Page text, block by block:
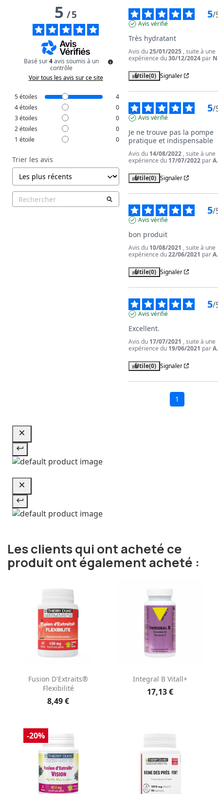
5/5
Basé sur4avis soumis à un
contrôle
Voir tous les avis sur ce site
5étoiles
4
4étoiles
0
3étoiles
0
2étoiles
0
1 étoile 0
Trier les avis
5/
Avis vérifié
Très hydratant
Avis du25/01/2025 , suite à une
expérience du30/12/2024 par
Utile(0) Signaler
5/
Avis vérifié
Je ne trouve pas la pompe
pratique et indispensable
Avis du 14/08/2022 , suite à une
expérience du 17/07/2022 par
Utile(0) Signaler
5/
Avis vérifié
bon produit
Avis du 10/08/2021 , suite à une
expérience du22/06/2021 par
Utile(0) Signaler
5/
Avis vérifié
Excellent.
Avis du 17/07/2021 , suite à une
expérience du 19/06/2021 par
Utile(0) Signaler
1
Les clients qui ont acheté ce
produit ont également acheté :
Fusion D'Extraits®
Flexibilité
8,49 €
Integral B Vitall+
17,13 €
-20%